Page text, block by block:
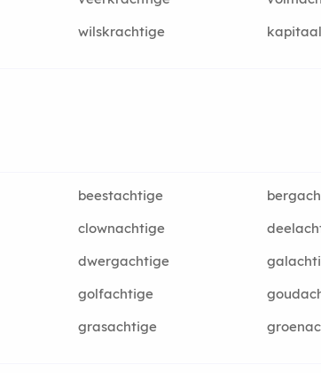
wilskrachtige
beestachtige
clownachtige
dwergachtige
golfachtige
grasachtige